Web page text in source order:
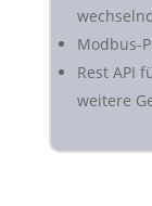
Modbus-
Rest API
weitere